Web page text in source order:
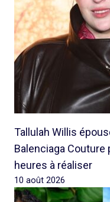
Tallulah Willis
Balenciaga Couture
heures à réaliser
10 août 2026